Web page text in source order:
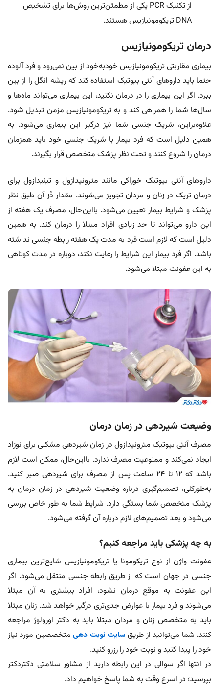
از تکنیک PCR یکی از مطمئن‌ترین روش‌ها برای تشخیص
DNA تریکومونیازیس هستند.
درمان تریکومونیازیس
بیماری مقاربتی تریکومونیازیس خودبه‌خود از بین نمی‌رود و فرد آلوده
حتما باید داروهای آنتی بیوتیک استفاده کند که ریشه انگل را از بین
ببرد. اگر این بیماری را در درمان نکنید، این بیماری می‌تواند ماه‌ها و
سال‌ها شما را همراهی کند و به تریکومونیازیس مزمن تبدیل شود.
علاوه‌براین، شریک جنسی شما نیز درگیر این بیماری می‌شود. به
همین دلیل است که فرد بیمار با شریک جنسی خود باید همزمان
درمان را شروع کنند و تحت نظر پزشک متخصص قرار بگیرند.
داروهای آنتی بیوتیک خوراکی مانند مترونیدازول و تینیدازول برای
درمان تریک در زنان و مردان تجویز می‌شوند. مقدار دُز آن طبق نظر
پزشک و شرایط بیمار تعیین می‌شود. بااین‌حال، مصرف یک هفته از
این دارو می‌تواند تا حد زیادی افراد مبتلا را درمان کند. به همین
دلیل است که لازم است فرد به مدت یک هفته رابطه جنسی نداشته
باشد. اگر فرد بیمار این شرایط را رعایت نکند، دوباره در مدت کوتاهی
به این عفونت مبتلا می‌شود.
وضیعت شیردهی در زمان درمان
مصرف آنتی بیوتیک مترونیدازول در زمان شیردهی مشکلی برای نوزاد
ایجاد نمی‌کند و ممنوعیت مصرف ندارد. بااین‌حال، ممکن است لازم
باشد که ۱۲ تا ۲۴ ساعت پس از مصرف برای شیردهی صبر کنید.
به‌طورکلی، تصمیم‌گیری درباره وضعیت شیردهی در زمان درمان به
پزشک متخصص شما بستگی دارد. شرایط شما به طور خاص بررسی
می‌شود و بعد تصمیم‌های لازم درباره آن گرفته می‌شود.
به چه پزشکی باید مراجعه کنیم؟
عفونت واژن از نوع تریکومونا یا تریکومونیازیس شایع‌ترین بیماری
جنسی در جهان است که از طریق رابطه جنسی منتقل می‌شود. اگر
این عفونت به موقع درمان نشود، افراد بیشتری به آن مبتلا
می‌شوند و فرد بیمار با عوارض جدی‌تری درگیر خواهد شد. زنان مبتلا
باید به متخصص زنان و مردان مبتلا باید به دکتر اورولوژ مراجعه
کنند. شما می‌توانید از طریق سایت نوبت دهیمتخصصین مورد نیاز
خود را پیدا کنید و نوبت خود را رزرو کنید.
در انتها اگر سوالی در این رابطه دارید از مشاور سلامتی دکتردکتر
بپرسید؛ در اسرع وقت به شما پاسخ خواهیم داد.